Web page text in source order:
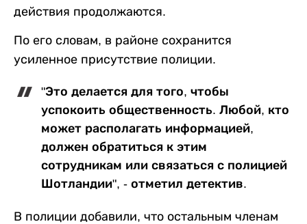
действия продолжаются.
По его словам, в районе сохранится
усиленное присутствие полиции.
"Это делается для того, чтобы
успокоить общественность. Любой, кто
может располагать информацией,
должен обратиться к этим
сотрудникам или связаться с полицией
Шотландии", - отметил детектив.
В полиции добавили, что остальным членам